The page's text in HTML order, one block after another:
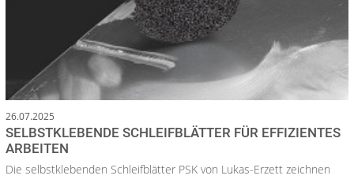
26.07.2025
SELBSTKLEBENDE SCHLEIFBLÄTTER FÜR EFFIZIENTES
ARBEITEN
Die selbstklebenden Schleifblätter PSK von Lukas-Erzett zeichnen